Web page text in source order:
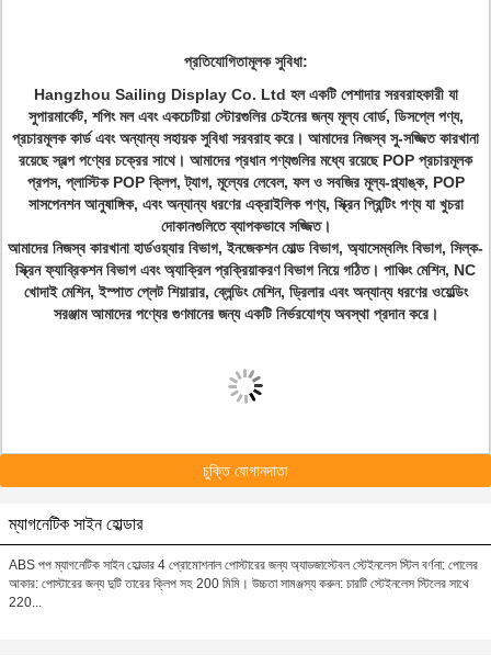
প্রতিযোগিতামূলক সুবিধা:
Hangzhou Sailing Display Co. Ltd হল একটি পেশাদার সরবরাহকারী যা
সুপারমার্কেট, শপিং মল এবং একচেটিয়া স্টোরগুলির চেইনের জন্য মূল্য বোর্ড, ডিসপ্লে পণ্য,
প্রচারমূলক কার্ড এবং অন্যান্য সহায়ক সুবিধা সরবরাহ করে। আমাদের নিজস্ব সু-সজ্জিত কারখানা
রয়েছে স্বল্প পণ্যের চক্রের সাথে। আমাদের প্রধান পণ্যগুলির মধ্যে রয়েছে POP প্রচারমূলক
প্রপস, প্লাস্টিক POP ক্লিপ, ট্যাগ, মূল্যের লেবেল, ফল ও সবজির মূল্য-প্ল্যাঙ্ক, POP
সাসপেনশন আনুষাঙ্গিক, এবং অন্যান্য ধরণের এক্রাইলিক পণ্য, স্ক্রিন প্রিন্টিং পণ্য যা খুচরা
দোকানগুলিতে ব্যাপকভাবে সজ্জিত।
আমাদের নিজস্ব কারখানা হার্ডওয়্যার বিভাগ, ইনজেকশন মোল্ড বিভাগ, অ্যাসেম্বলিং বিভাগ, সিল্ক-
স্ক্রিন ফ্যাব্রিকশন বিভাগ এবং অ্যাক্রিল প্রক্রিয়াকরণ বিভাগ নিয়ে গঠিত। পাঞ্চিং মেশিন, NC
খোদাই মেশিন, ইস্পাত প্লেট শিয়ারার, ব্লেন্ডিং মেশিন, ড্রিলার এবং অন্যান্য ধরণের ওয়েল্ডিং
সরঞ্জাম আমাদের পণ্যের গুণমানের জন্য একটি নির্ভরযোগ্য অবস্থা প্রদান করে।
চুক্তি যোগানদাতা
ম্যাগনেটিক সাইন হোল্ডার
ABS পপ ম্যাগনেটিক সাইন হোল্ডার 4 প্রোমোশনাল পোস্টারের জন্য অ্যাডজাস্টেবল স্টেইনলেস স্টিল বর্ণনা: পোলের
আকার: পোস্টারের জন্য দুটি তারের ক্লিপ সহ 200 মিমি। উচ্চতা সামঞ্জস্য করুন: চারটি স্টেইনলেস স্টিলের সাথে
220...